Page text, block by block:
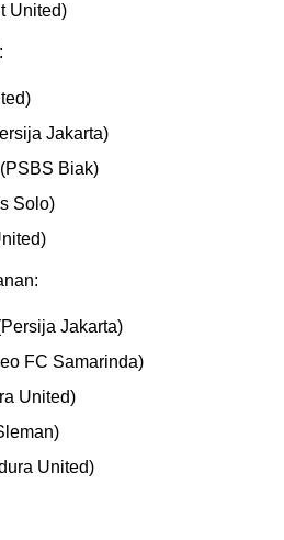
United)
Jakarta)
Biak)
Solo)
Jakarta)
FC Samarinda)
United)
United)